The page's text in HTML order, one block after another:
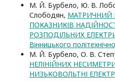
М. Й. Бурбело, Ю. В.
Слободян, МАТРИЧНИЙ
ПОКАЗНИКІВ
РОЗПОДІЛЬНИХ
Вінницького
М. Й. Бурбело, О. В.
НЕЛІНІЙНИХ
НИЗЬКОВОЛЬТНІ